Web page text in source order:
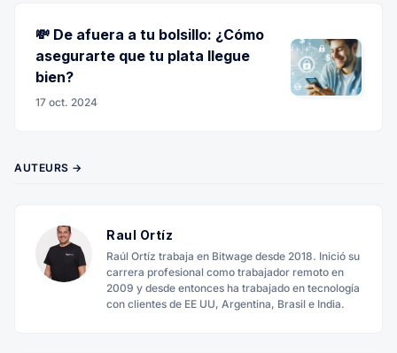
💸 De afuera a tu bolsillo: ¿Cómo
asegurarte que tu plata llegue
bien?
17 oct. 2024
AUTEURS →
Raul Ortíz
Raúl Ortíz trabaja en Bitwage desde 2018. Inició su
carrera profesional como trabajador remoto en
2009 y desde entonces ha trabajado en tecnología
con clientes de EE UU, Argentina, Brasil e India.